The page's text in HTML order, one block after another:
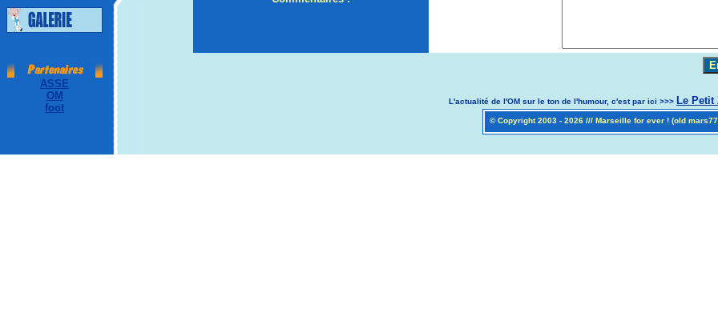
ASSE
OM
foot
L'actualité de l'OM sur le ton de l'humour, c'est par ici >>> Le Petit
© Copyright 2003 - 2026 /// Marseille for ever ! (old